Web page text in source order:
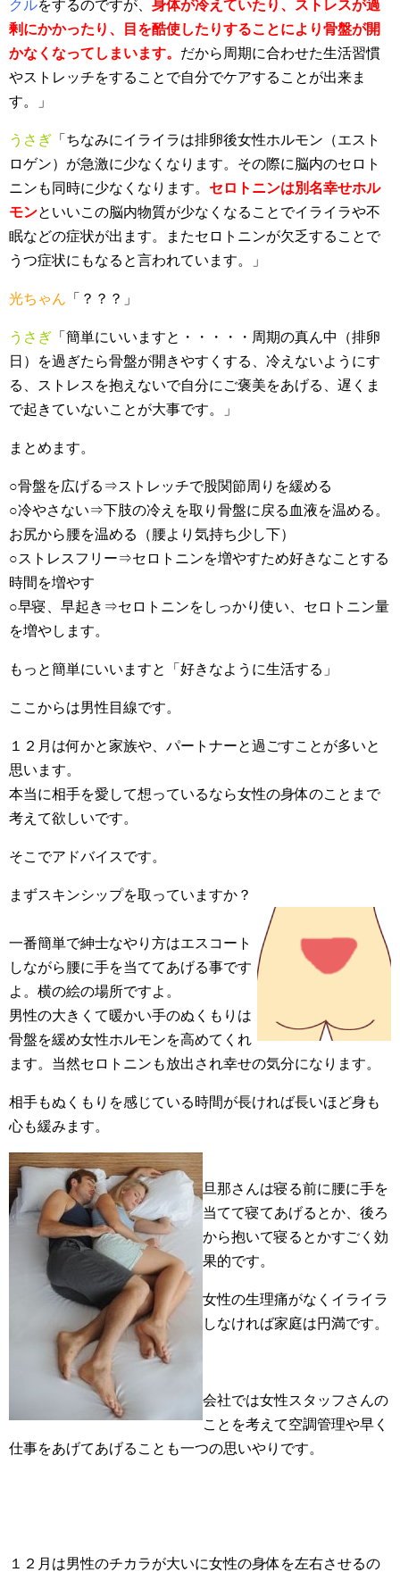
クルをするのですが、 身体が冷えていたり、ストレスが過
剰にかかったり、目を酷使したりすることにより骨盤が開
かなくなってしまいます。 だから周期に合わせた生活習慣
やストレッチをすることで自分でケアすることが出来ま
す。」
うさぎ 「ちなみにイライラは排卵後女性ホルモン（エスト
ロゲン）が急激に少なくなります。その際に脳内のセロト
ニンも同時に少なくなります。 セロトニンは別名幸せホル
モンといいこの脳内物質が少なくなることでイライラや不
眠などの症状が出ます。またセロトニンが欠乏することで
うつ症状にもなると言われています。」
光ちゃん 「？？？」
うさぎ 「簡単にいいますと・・・・・周期の真ん中（排卵
日）を過ぎたら骨盤が開きやすくする、冷えないようにす
る、ストレスを抱えないで自分にご褒美をあげる、遅くま
で起きていないことが大事です。」
まとめます。
○骨盤を広げる⇒ストレッチで股関節周りを緩める
○冷やさない⇒下肢の冷えを取り骨盤に戻る血液を温める。
お尻から腰を温める（腰より気持ち少し下）
○ストレスフリー⇒セロトニンを増やすため好きなことする
時間を増やす
○早寝、早起き⇒セロトニンをしっかり使い、セロトニン量
を増やします。
もっと簡単にいいますと「好きなように生活する」
ここからは男性目線です。
１２月は何かと家族や、パートナーと過ごすことが多いと
思います。
本当に相手を愛して想っているなら女性の身体のことまで
考えて欲しいです。
そこでアドバイスです。
まずスキンシップを取っていますか？
一番簡単で紳士なやり方はエスコート
しながら腰に手を当ててあげる事です
よ。横の絵の場所ですよ。
男性の大きくて暖かい手のぬくもりは
骨盤を緩め女性ホルモンを高めてくれ
ます。当然セロトニンも放出され幸せの気分になります。
相手もぬくもりを感じている時間が長ければ長いほど身も
心も緩みます。
旦那さんは寝る前に腰に手を
当てて寝てあげるとか、後ろ
から抱いて寝るとかすごく効
果的です。
女性の生理痛がなくイライラ
しなければ家庭は円満です。
会社では女性スタッフさんの
ことを考えて空調管理や早く
仕事をあげてあげることも一つの思いやりです。
１２月は男性のチカラが大いに女性の身体を左右させるの